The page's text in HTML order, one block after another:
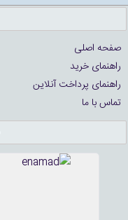
صفحه اصلی
راهنمای خرید
راهنمای پرداخت آنلاین
تماس با ما